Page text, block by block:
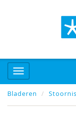
Bladeren